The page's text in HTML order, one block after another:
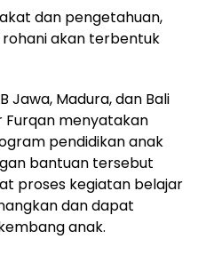
dan pengetahuan,
akan terbentuk
Jawa, Madura, dan Bali
Furqan menyatakan
pendidikan anak
bantuan tersebut
proses kegiatan belajar
dan dapat
anak.